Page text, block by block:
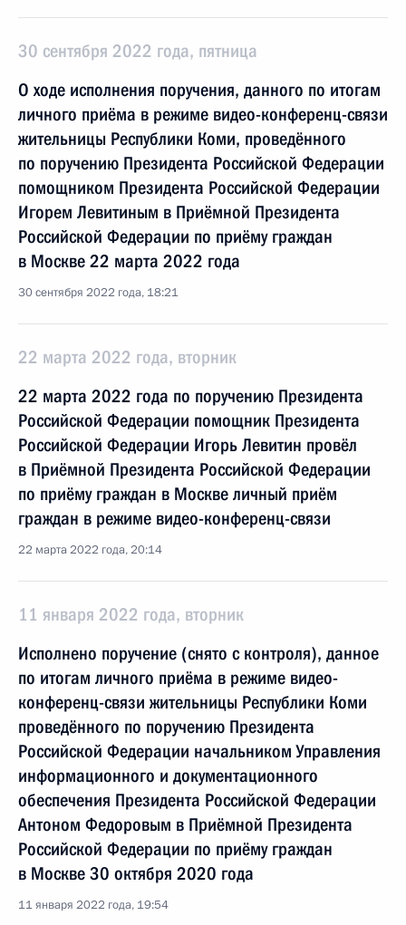
30 сентября 2022 года, пятница
О ходе исполнения поручения, данного по итогам
личного приёма в режиме видео-конференц-связи
жительницы Республики Коми, проведённого
по поручению Президента Российской Федерации
помощником Президента Российской Федерации
Игорем Левитиным в Приёмной Президента
Российской Федерации по приёму граждан
в Москве 22 марта 2022 года
30 сентября 2022 года, 18:21
22 марта 2022 года, вторник
22 марта 2022 года по поручению Президента
Российской Федерации помощник Президента
Российской Федерации Игорь Левитин провёл
в Приёмной Президента Российской Федерации
по приёму граждан в Москве личный приём
граждан в режиме видео-конференц-связи
22 марта 2022 года, 20:14
11 января 2022 года, вторник
Исполнено поручение (снято с контроля), данное
по итогам личного приёма в режиме видео-
конференц-связи жительницы Республики Коми
проведённого по поручению Президента
Российской Федерации начальником Управления
информационного и документационного
обеспечения Президента Российской Федерации
Антоном Федоровым в Приёмной Президента
Российской Федерации по приёму граждан
в Москве 30 октября 2020 года
11 января 2022 года, 19:54